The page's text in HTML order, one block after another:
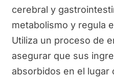
cerebral y
metabolismo y regula
Utiliza un proceso de
asegurar que sus
absorbidos en el lugar